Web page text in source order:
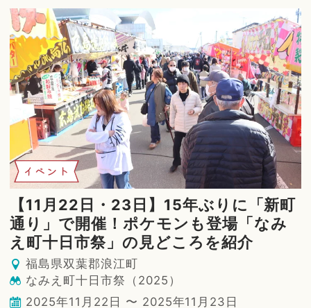
イベント
【11月22日・23日】15年ぶりに「新町
通り」で開催！ポケモンも登場「なみ
え町十日市祭」の見どころを紹介
福島県双葉郡浪江町
なみえ町十日市祭（2025）
2025年11月22日 〜 2025年11月23日